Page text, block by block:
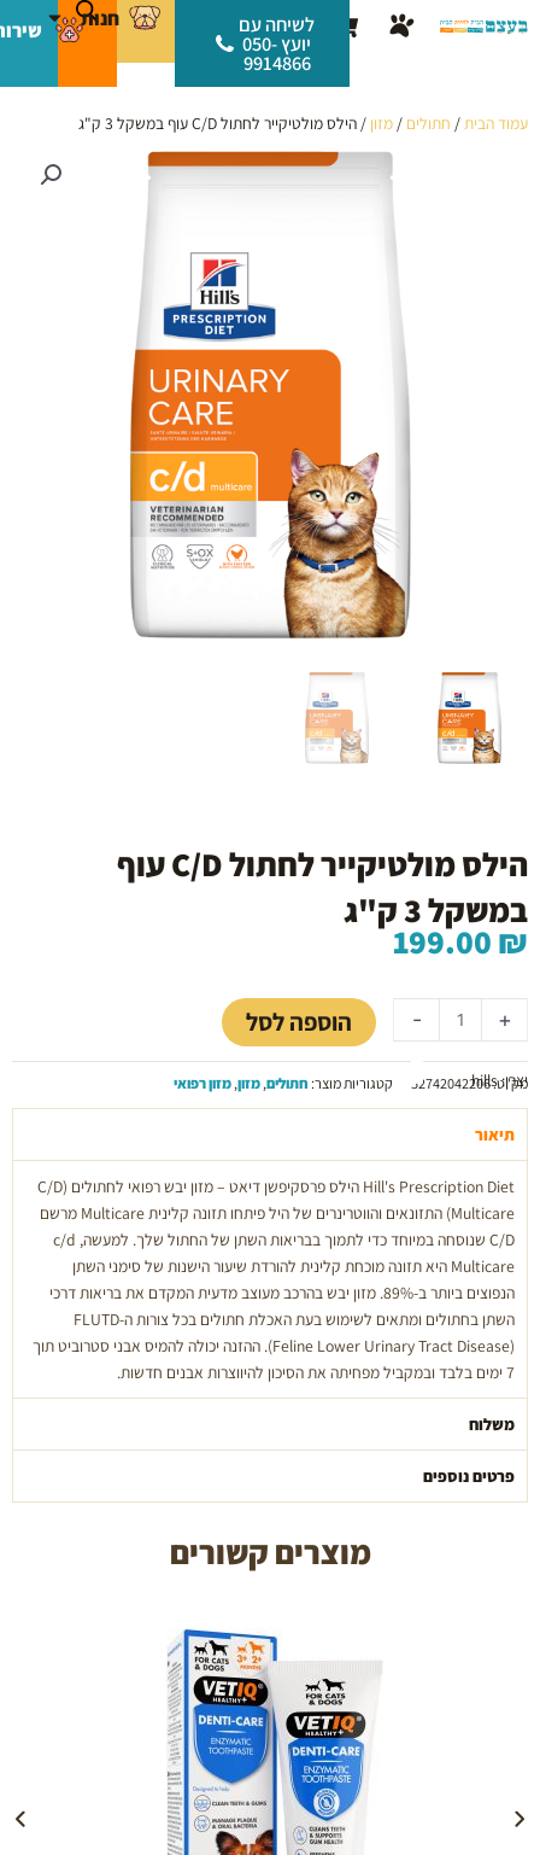
לתוכן
עגלת
קניות
לשיחה עם
יועץ 050-
9914866
חנות
עמוד הבית/ חתולים / מזון / הילס מולטיקייר לחתול C/D עוף במשקל 3 ק"ג
הילס מולטיקייר לחתול C/D עוף
במשקל 3 ק"ג
199.00₪
-
של
הילס
לחתול
C/D
במשקל
3
ק"ג
+ הוספה לסל
יצרן: hills
מק"ט:52742042206 קטגוריות מוצר: חתולים,מזון,מזון רפואי
תיאור
Hill's Prescription Diet הילס פרסקיפשן דיאט – מזון יבש רפואי לחתולים (C/D
Multicare) התזונאים והווטרינרים של היל פיתחו תזונה קלינית Multicare מרשם
C/D שנוסחה במיוחד כדי לתמוך בבריאות השתן של החתול שלך. למעשה, c/d
Multicare היא תזונה מוכחת קלינית להורדת שיעור הישנות של סימני השתן
הנפוצים ביותר ב-89%. מזון יבש בהרכב מעוצב מדעית המקדם את בריאות דרכי
השתן בחתולים ומתאים לשימוש בעת האכלת חתולים בכל צורות ה-FLUTD
(Feline Lower Urinary Tract Disease). ההזנה יכולה להמיס אבני סטרוביט תוך
7 ימים בלבד ובמקביל מפחיתה את הסיכון להיווצרות אבנים חדשות.
משלוח
פרטים נוספים
מוצרים קשורים
הוספה לעגלה